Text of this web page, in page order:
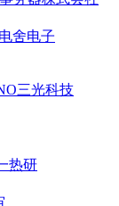
舍电子
三光科技
热研